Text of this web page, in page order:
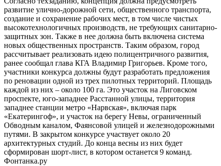
развитие улично-дорожной сети, общественного транспорта,
создание и сохранение рабочих мест, в том числе чистых
высокотехнологичных производств, не требующих санитарно-
защитных зон. Также в нее должна быть включена система
новых общественных пространств. Таким образом, город
рассчитывает реализовать идею полицентричного развития,
ранее сообщал глава КГА Владимир Григорьев. Кроме того,
участники конкурса должны будут разработать предложения
по реновации одной из трех пилотных территорий. Площадь
каждой из них – около 100 га. Это участок на Лиговском
проспекте, юго-западнее Расстанной улицы, территория
западнее станции метро «Нарвская», включая парк
«Екатерингоф», и участок на берегу Невы, ограниченный
Обводным каналом, Фаянсовой улицей и железнодорожными
путями. В закрытом конкурсе участвует около 20
архитектурных студий. До конца весны из них будет
сформирован шорт-лист, в котором останется 9 команд.
Фонтанка.ру